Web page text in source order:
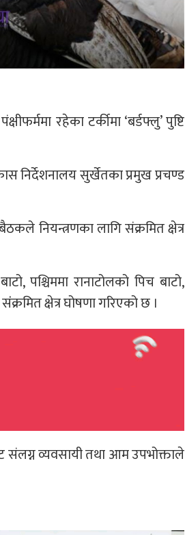
रहेका टर्कीमा ‘बर्डफ्लु’ पुष्टि
निर्देशनालय सुर्खेतका प्रमुख प्रचण्ड
नियन्त्रणका लागि संक्रमित क्षेत्र
पश्चिममा रानाटोलको पिच बाटो,
क्षेत्र घोषणा गरिएको छ ।
संलग्न व्यवसायी तथा आम उपभोक्ताले